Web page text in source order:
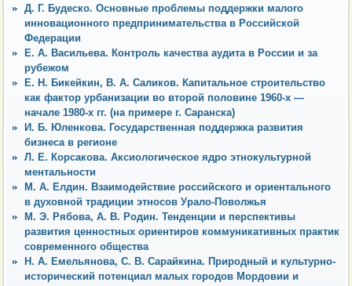
Д. Г. Будеско. Основные проблемы поддержки малого
инновационного предпринимательства в Российской
Федерации
Е. А. Васильева. Контроль качества аудита в России и за
рубежом
Е. Н. Бикейкин, В. А. Саликов. Капитальное строительство
как фактор урбанизации во второй половине 1960-х —
начале 1980-х гг. (на примере г. Саранска)
И. Б. Юленкова. Государственная поддержка развития
бизнеса в регионе
Л. Е. Корсакова. Аксиологическое ядро этнокультурной
ментальности
М. А. Елдин. Взаимодействие российского и ориентального
в духовной традиции этносов Урало-Поволжья
М. Э. Рябова, А. В. Родин. Тенденции и перспективы
развития ценностных ориентиров коммуникативных практик
современного общества
Н. А. Емельянова, С. В. Сарайкина. Природный и культурно-
исторический потенциал малых городов Мордовии и